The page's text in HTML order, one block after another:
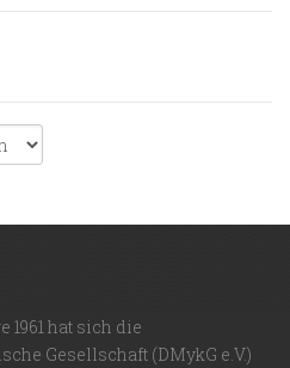
1961 hat sich die
Gesellschaft (DMykG e.V.)